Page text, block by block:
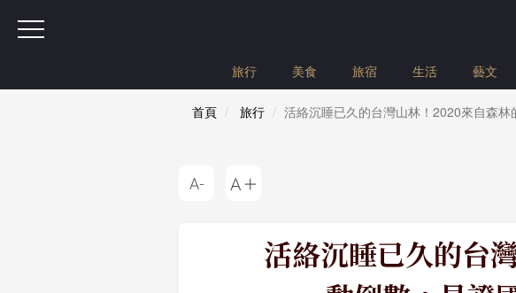
旅行 美食 旅宿 生活 藝文
首頁 旅行 活絡沉睡已久的台灣山林！2020來自森
活絡沉睡已久的台